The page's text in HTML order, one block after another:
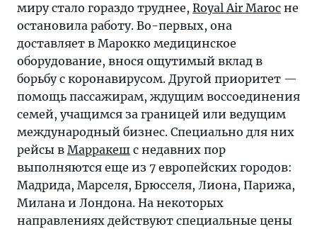
миру стало гораздо труднее, Royal Air Maroc не
остановила работу. Во-первых, она
доставляет в Марокко медицинское
оборудование, внося ощутимый вклад в
борьбу с коронавирусом. Другой приоритет —
помощь пассажирам, ждущим воссоединения
семей, учащимся за границей или ведущим
международный бизнес. Специально для них
рейсы в Марракеш с недавних пор
выполняются еще из 7 европейских городов:
Мадрида, Марселя, Брюсселя, Лиона, Парижа,
Милана и Лондона. На некоторых
направлениях действуют специальные цены